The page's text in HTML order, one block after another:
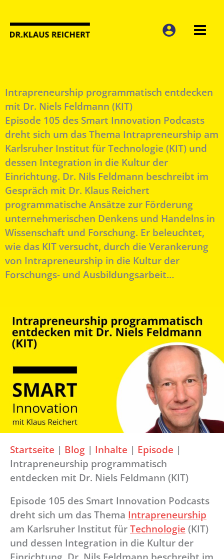
Inhalt
springen
Intrapreneurship programmatisch entdecken
mit Dr. Niels Feldmann (KIT)
Episode 105 des Smart Innovation Podcasts
dreht sich um das Thema Intrapreneurship am
Karlsruher Institut für Technologie (KIT) und
dessen Integration in die Kultur der
Einrichtung. Dr. Nils Feldmann beschreibt im
Gespräch mit Dr. Klaus Reichert
programmatische Ansätze zur Förderung
unternehmerischen Denkens und Handelns in
Wissenschaft und Forschung. Er beleuchtet,
wie das KIT versucht, durch die Verankerung
von Intrapreneurship in die Kultur der
Forschungs- und Ausbildungsarbeit…
Startseite | Blog | Inhalte | Episode |
Intrapreneurship programmatisch
entdecken mit Dr. Niels Feldmann (KIT)
Episode 105 des Smart Innovation Podcasts
dreht sich um das Thema Intrapreneurship
am Karlsruher Institut für Technologie (KIT)
und dessen Integration in die Kultur der